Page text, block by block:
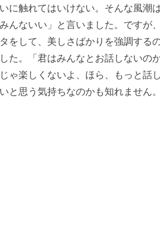
に触れてはいけない。そんな風潮
んないい」と言いました。ですが
をして、美しさばかりを強調する
た。「君はみんなとお話しないの
ゃ楽しくないよ、ほら、もっと話
と思う気持ちなのかも知れません。